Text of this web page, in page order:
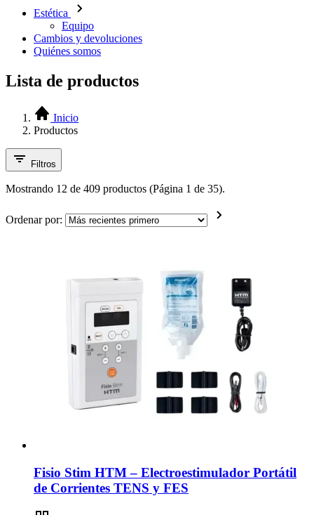
Estética
Equipo
Cambios y devoluciones
Quiénes somos
Lista de productos
Inicio
Productos
Filtros
Mostrando 12 de 409 productos (Página 1 de 35).
Ordenar por:
Fisio Stim HTM – Electroestimulador Portátil
de Corrientes TENS y FES